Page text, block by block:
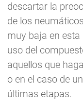
descartar la
de los
muy baja en
uso del
aquellos que
o en el caso de
últimas etapas.